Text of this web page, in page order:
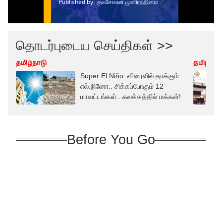
தொடர்புடைய செய்திகள் >>
தமிழ்நாடு
Super El Niño: விரைவில் தாக்கும்
எல்.நினோ.. சிக்கப்போகும் 12
மாவட்டங்கள்.. கலக்கத்தில் மக்கள்!
Before You Go